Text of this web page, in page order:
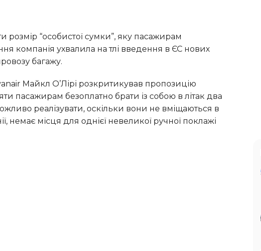
компанія ухвалила на тлі введення в ЄС нових
багажу.
пасажирам безоплатно брати із собою в літак два
реалізувати, оскільки вони не вміщаються в
немає місця для однієї невеликої ручної поклажі